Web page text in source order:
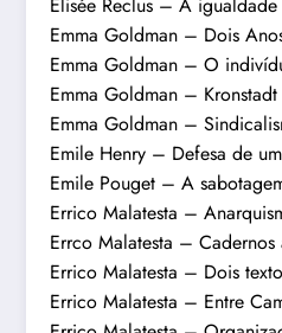
Emma Goldman – Dois
Emma Goldman – O
Emma Goldman – Kronstadt
Emma Goldman –
Emile Henry – Defesa de
Emile Pouget – A
Errico Malatesta –
Errco Malatesta – Cadernos
Errico Malatesta – Dois
Errico Malatesta – Entre